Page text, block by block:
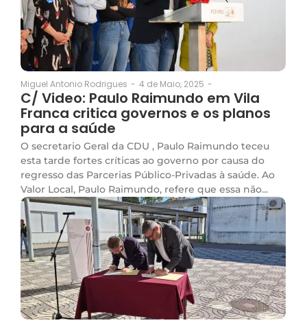
Miguel Antonio Rodrigues - 4 de Maio, 2025 -
C/ Video: Paulo Raimundo em Vila
Franca critica governos e os planos
para a saúde
O secretario Geral da CDU , Paulo Raimundo teceu
esta tarde fortes críticas ao governo por causa do
regresso das Parcerias Público-Privadas à saúde. Ao
Valor Local, Paulo Raimundo, refere que essa não...